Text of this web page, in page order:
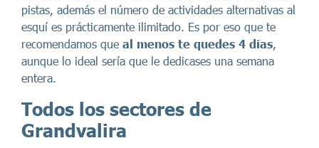
pistas, además el número de actividades alternativas al
esquí es prácticamente ilimitado. Es por eso que te
recomendamos que al menos te quedes 4 días,
aunque lo ideal sería que le dedicases una semana
entera.
Todos los sectores de
Grandvalira